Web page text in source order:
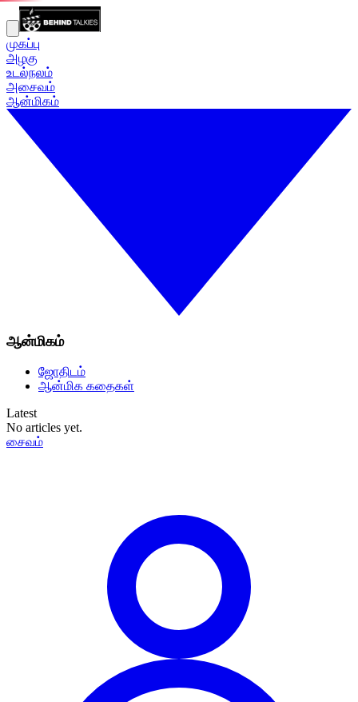
முகப்பு
அழகு
உடல்நலம்
அசைவம்
ஆன்மிகம்
ஆன்மிகம்
ஜோதிடம்
ஆன்மிக கதைகள்
Latest
No articles yet.
சைவம்